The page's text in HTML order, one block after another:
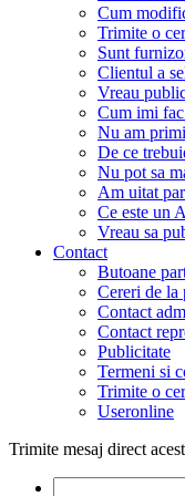
Cum
Trimite o
Sunt
Clientul a
Vreau
Cum imi
Nu am
De ce
Nu pot sa
Am uitat
Ce este un
Vreau sa
Contact
Butoane
Cereri de la
Contact
Contact
Publicitate
Termeni si
Trimite o
Useronline
Trimite mesaj direct